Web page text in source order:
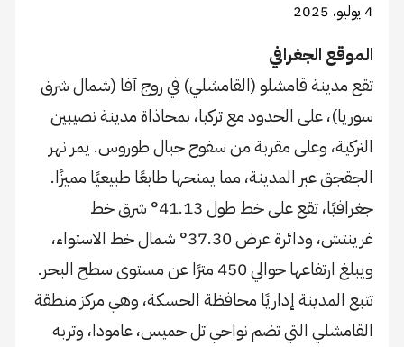
4 يوليو، 2025
الموقع الجغرافي
تقع مدينة قامشلو (القامشلي) في روج آفا (شمال شرق
سوريا)، على الحدود مع تركيا، بمحاذاة مدينة نصيبين
التركية، وعلى مقربة من سفوح جبال طوروس. يمر نهر
الجقجق عبر المدينة، مما يمنحها طابعًا طبيعيًا مميزًا.
جغرافيًا، تقع على خط طول 41.13° شرق خط
غرينتش، ودائرة عرض 37.30° شمال خط الاستواء،
ويبلغ ارتفاعها حوالي 450 مترًا عن مستوى سطح البحر.
تتبع المدينة إداريًا محافظة الحسكة، وهي مركز منطقة
القامشلي التي تضم نواحي تل حميس، عامودا، وتربه